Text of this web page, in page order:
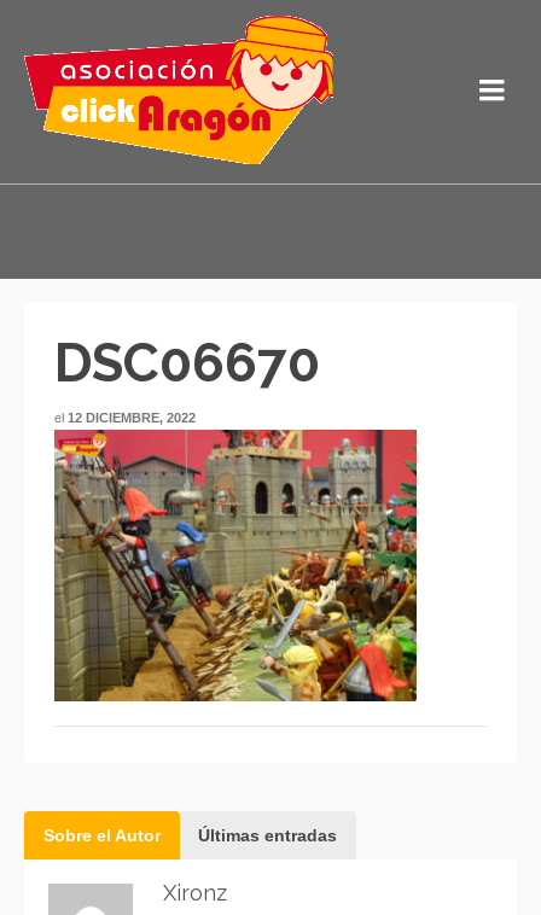
DSC06670
el 12 DICIEMBRE, 2022
Sobre el Autor Últimas entradas
Xironz